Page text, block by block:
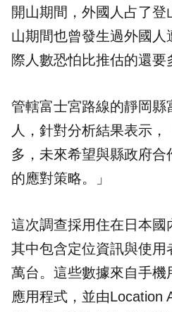
開山期間，外國人占了
山期間也曾發生過外國人
際人數恐怕比推估的還要
管轄富士宮路線的靜岡縣
人，針對分析結果表示
多，未來希望與縣政府合
的應對策略。」
這次調查採用住在日本國
其中包含定位資訊與使用
萬台。這些數據來自手機
應用程式，並由Location